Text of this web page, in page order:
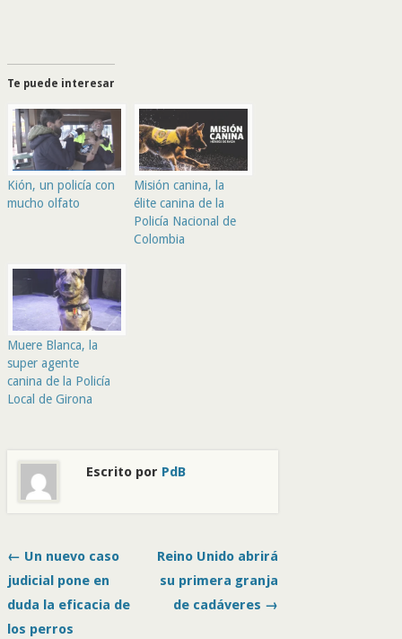
Te puede interesar
Kión, un policía con
mucho olfato
Misión canina, la
élite canina de la
Policía Nacional de
Colombia
Muere Blanca, la
super agente
canina de la Policía
Local de Girona
Escrito por PdB
← Un nuevo caso
judicial pone en
duda la eficacia de
los perros
Reino Unido abrirá
su primera granja
de cadáveres →